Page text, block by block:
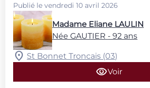
Publié le vendredi 10 avril 2026
Madame Eliane LAULIN
Née GAUTIER - 92 ans
St Bonnet Troncais (03)
Voir